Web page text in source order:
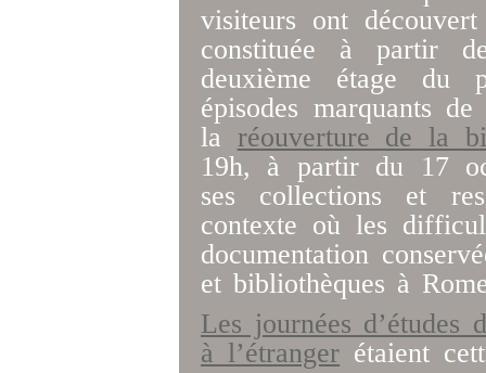
visiteurs ont
constituée à partir
deuxième étage du
épisodes marquants
la réouverture de la
19h, à partir du 17
ses collections et
contexte où les
documentation
et bibliothèques à
Les journées d’études
à l’étranger étaient